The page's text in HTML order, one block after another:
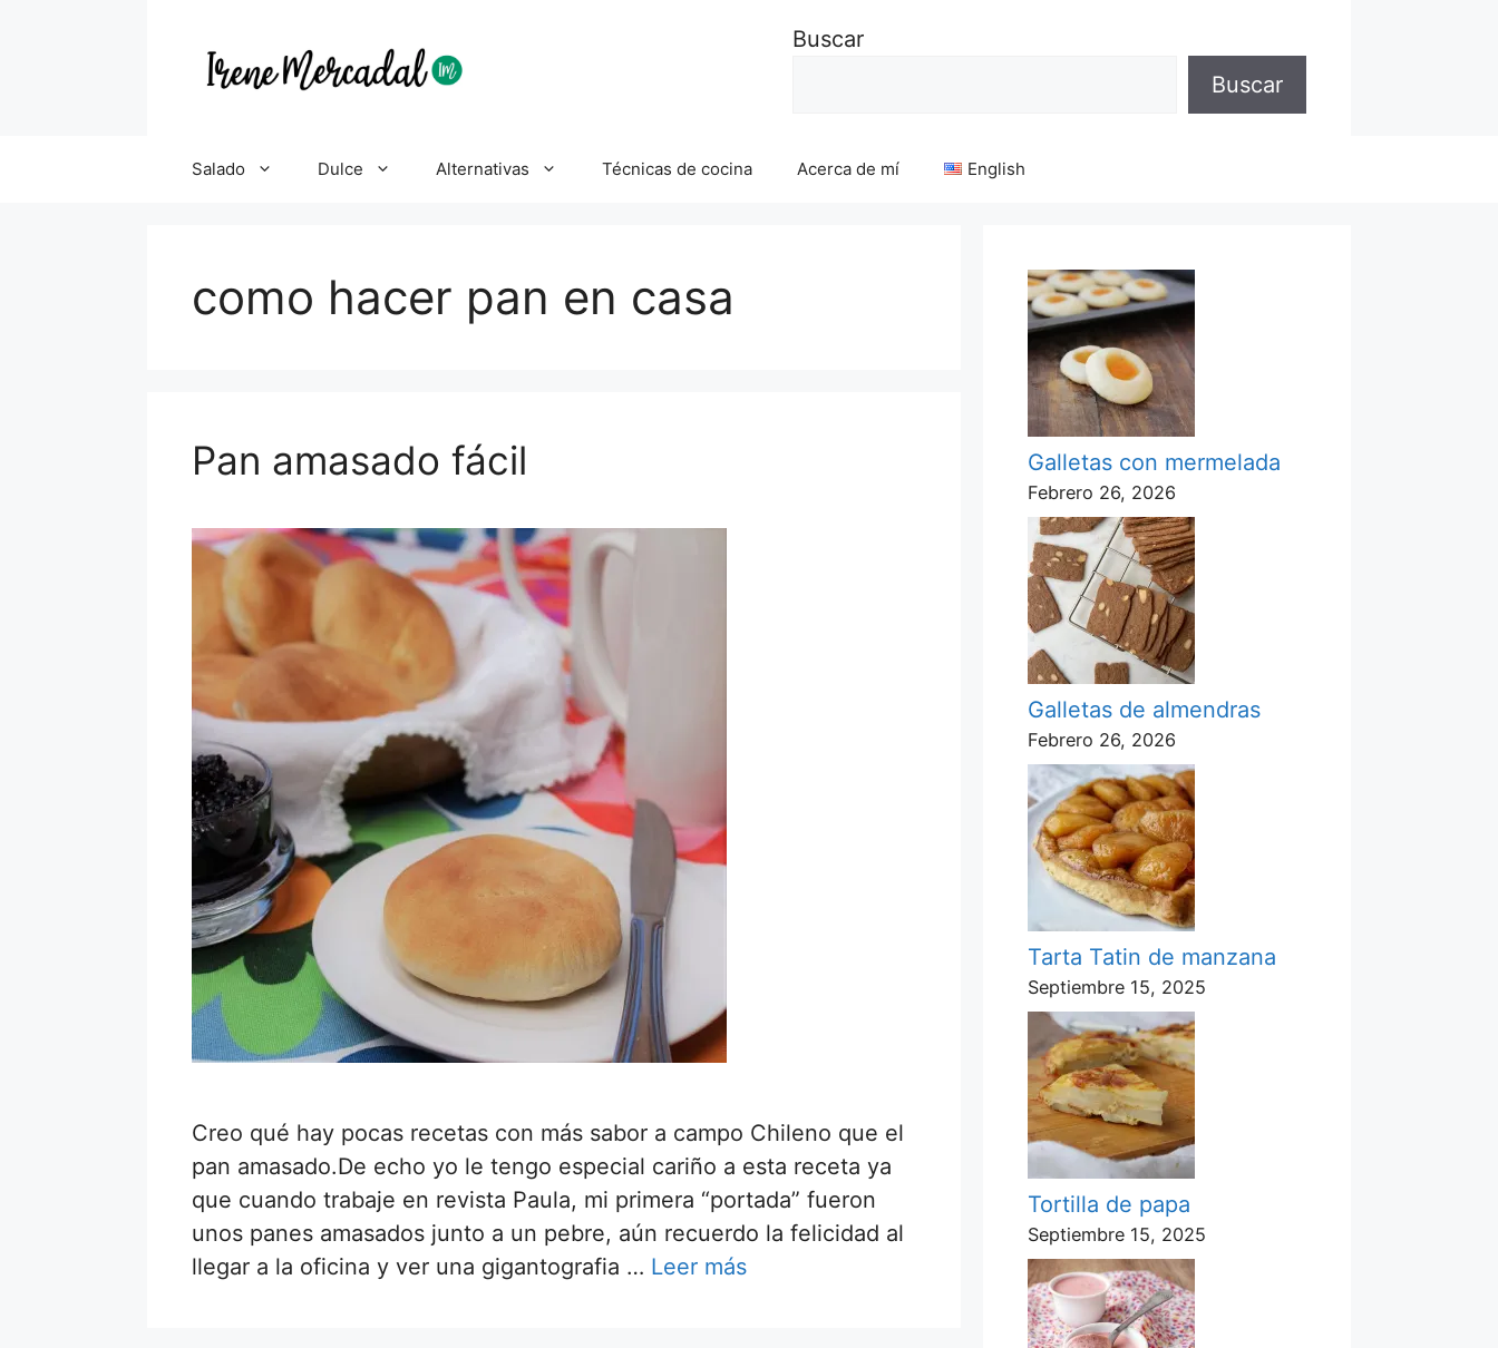
Buscar
Buscar
Salado Dulce Alternativas Técnicas de cocina Acerca de mí English
como hacer pan en casa
Pan amasado fácil
Creo qué hay pocas recetas con más sabor a campo Chileno que el
pan amasado.De echo yo le tengo especial cariño a esta receta ya
que cuando trabaje en revista Paula, mi primera “portada” fueron
unos panes amasados junto a un pebre, aún recuerdo la felicidad al
llegar a la oficina y ver una gigantografia … Leer más
Galletas con mermelada
Febrero 26, 2026
Galletas de almendras
Febrero 26, 2026
Tarta Tatin de manzana
Septiembre 15, 2025
Tortilla de papa
Septiembre 15, 2025